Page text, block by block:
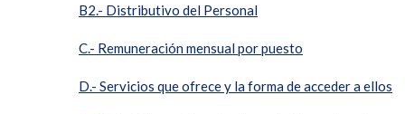
B2.- Distributivo del Personal
C.- Remuneración mensual por puesto
D.- Servicios que ofrece y la forma de acceder a ellos